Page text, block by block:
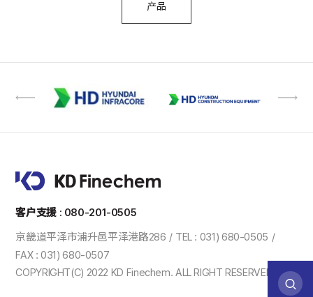
产品
客户支援 : 080-201-0505
京畿道平泽市浦升邑平泽港路286
TEL : 031) 680-0505
FAX : 031) 680-0507
COPYRIGHT(C) 2022 KD Finechem. ALL RIGHT RESERVED